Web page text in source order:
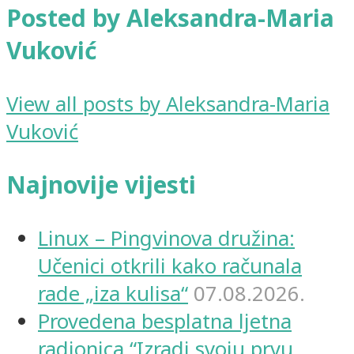
Posted by Aleksandra-Maria
Vuković
View all posts by Aleksandra-Maria
Vuković
Najnovije vijesti
Linux – Pingvinova družina:
Učenici otkrili kako računala
rade „iza kulisa“ 07.08.2026.
Provedena besplatna ljetna